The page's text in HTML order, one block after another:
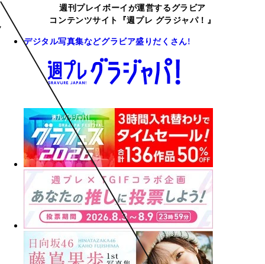
週刊プレイボーイが運営するグラビア
コンテンツサイト『週プレ グラジャパ！』
デジタル写真集などグラビア盛りだくさん!